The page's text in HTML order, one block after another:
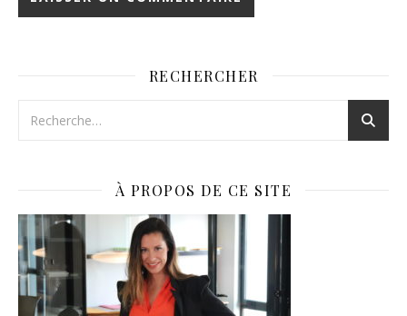
RECHERCHER
À PROPOS DE CE SITE